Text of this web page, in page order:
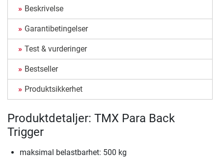
Beskrivelse
Garantibetingelser
Test & vurderinger
Bestseller
Produktsikkerhet
Produktdetaljer: TMX Para Back
Trigger
maksimal belastbarhet: 500 kg